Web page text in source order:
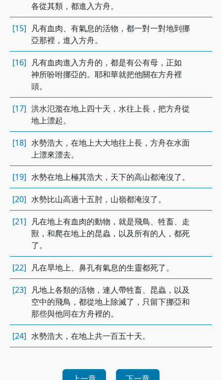
各從其類，都進入方舟。
[15] 凡有血肉、有氣息的活物，都一對一對地到挪
亞那裡，進入方舟。
[16] 凡有血肉進入方舟的，都是有公有母，正如
神所吩咐挪亞的。耶和華就把他關在方舟裡
頭。
[17] 洪水氾濫在地上四十天，水往上長，把方舟從
地上漂起。
[18] 水勢浩大，在地上大大地往上長，方舟在水面
上漂來漂去。
[19] 水勢在地上極其浩大，天下的高山都淹沒了。
[20] 水勢比山高過十五肘，山嶺都淹沒了。
[21] 凡在地上有血肉的動物，就是飛鳥、牲畜、走
獸，和爬在地上的昆蟲，以及所有的人，都死
了。
[22] 凡在旱地上、鼻孔有氣息的生靈都死了。
[23] 凡地上各類的活物，連人帶牲畜、昆蟲，以及
空中的飛鳥，都從地上除滅了，只留下挪亞和
那些與他同在方舟裡的。
[24] 水勢浩大，在地上共一百五十天。